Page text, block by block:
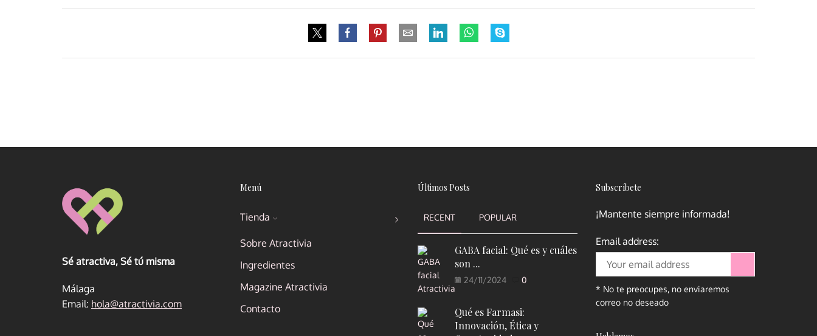
Sé atractiva, Sé tú misma
Málaga
Email: hola@atractivia.com
Menú
Tienda
Sobre Atractivia
Ingredientes
Magazine Atractivia
Contacto
Últimos Posts
RECENT POPULAR
GABA facial: Qué es y cuáles
son ...
24/11/2024 0
Qué es Farmasi:
Innovación, Ética y
Subscrí­bete
¡Mantente siempre informada!
Email address:
* No te preocupes, no enviaremos
correo no deseado